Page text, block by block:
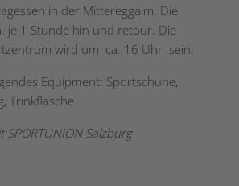
in der Mittereggalm. Die
je 1 Stunde hin und retour. Die
wird um ca. 16 Uhr sein.
Equipment: Sportschuhe,
Trinkflasche.
Salzburg